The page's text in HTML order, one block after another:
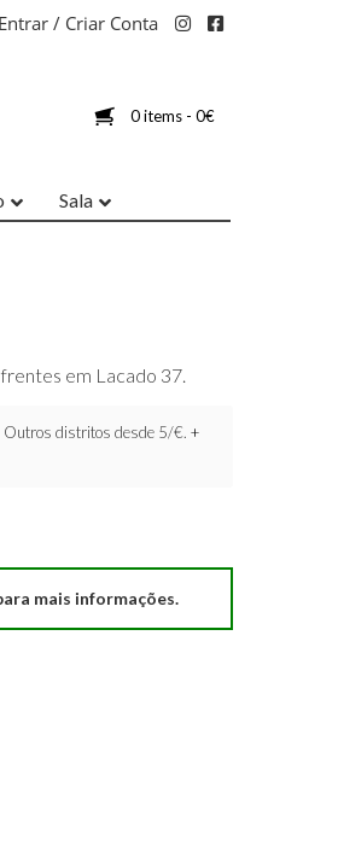
Entrar / Criar Conta
0 items - 0€
Sala
em Lacado 37.
Outros distritos desde 5/€.+
mais informações.